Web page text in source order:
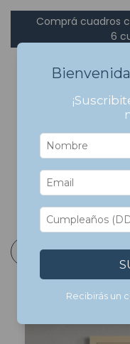
Comprá cuadros
6
Inicio > Cuadros
y
Filtrar
Recibirás un